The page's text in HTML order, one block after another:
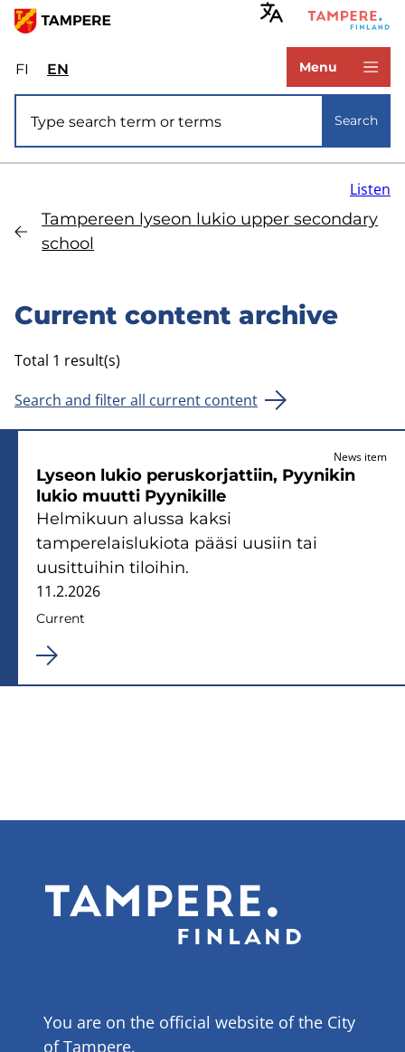
Skip
main
content
FIValitse
sivuston
kieli:
suomi
ENSelect
site
language:
Menu
Search
Tampereen lyseon lukio upper secondary
school
Listen
Current content archive
Total 1 result(s)
Search and filter all current content
News item
Lyseon lukio peruskorjattiin, Pyynikin
lukio muutti Pyynikille
Helmikuun alussa kaksi
tamperelaislukiota pääsi uusiin tai
uusittuihin tiloihin.
11.2.2026
Current
You are on the official website of the City
of Tampere.